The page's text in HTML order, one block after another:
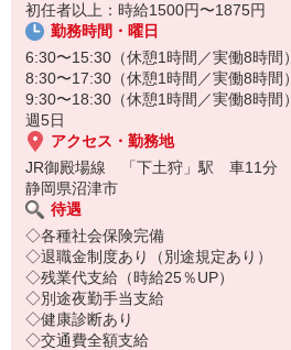
初任者以上：時給1500円〜1875円
勤務時間・曜日
6:30〜15:30（休憩1時間／実働8時間）
8:30〜17:30（休憩1時間／実働8時間）
9:30〜18:30（休憩1時間／実働8時間）
週5日
アクセス・勤務地
JR御殿場線 「下土狩」駅 車11分
静岡県沼津市
待遇
◇各種社会保険完備
◇退職金制度あり（別途規定あり）
◇残業代支給（時給25％UP）
◇別途夜勤手当支給
◇健康診断あり
◇交通費全額支給